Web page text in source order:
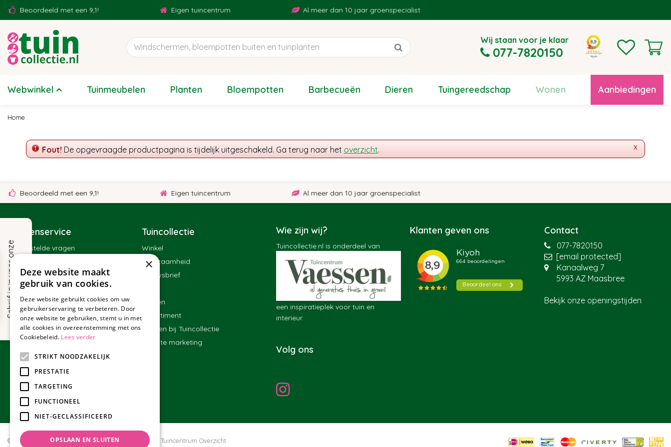
naar
Home
Beoordeeld met een 9,1! Eigen tuincentrum Al meer dan 10 jaar groenspecialist
Wij staan voor je klaar
077-7820150
Webwinkel Tuinmeubelen Planten Bloempotten Barbecueën Dieren Tuingereedschap Wonen Aanbiedingen
x
Fout! De opgevraagde productpagina is tijdelijk uitgeschakeld. Ga terug naar het overzicht.
Beoordeeld met een 9,1! Eigen tuincentrum Al meer dan 10 jaar groenspecialist
Klantenservice
Veelgestelde vragen
Contact
Bestellen
Bezorgen en afhalen
Betalen
Ruilen en retourneren
Algemene voorwaarden
Tuincollectie
Winkel
Duurzaamheid
Nieuwsbrief
Merken
Assortiment
Werken bij Tuincollectie
Affiliate marketing
Wie zijn wij?
Tuincollectie.nl is onderdeel van
een inspiratieplek voor tuin en
interieur.
Volg ons
Klanten geven ons Contact
077-7820150
[email protected]
Kanaalweg 7
5993 AZ Maasbree
Bekijk onze openingstijden
© Tuincollectie.nl Green Solutions Privacy policy Tuincentrum Overzicht
S
c
h
r
i
j
f
j
e
i
n
v
o
o
r
o
n
z
e
n
i
e
u
w
s
b
r
i
e
f! ×
Deze website maakt
gebruik van cookies.
Deze website gebruikt cookies om uw
gebruikerservaring te verbeteren. Door
onze website te gebruiken, stemt u in met
alle cookies in overeenstemming met ons
Cookiebeleid. Lees verder
STRIKT NOODZAKELIJK
PRESTATIE
TARGETING
FUNCTIONEEL
NIET-GECLASSIFICEERD
OPSLAAN EN SLUITEN